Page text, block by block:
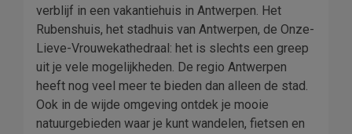
verblijf in een vakantiehuis in Antwerpen. Het
Rubenshuis, het stadhuis van Antwerpen, de Onze-
Lieve-Vrouwekathedraal: het is slechts een greep
uit je vele mogelijkheden. De regio Antwerpen
heeft nog veel meer te bieden dan alleen de stad.
Ook in de wijde omgeving ontdek je mooie
natuurgebieden waar je kunt wandelen, fietsen en